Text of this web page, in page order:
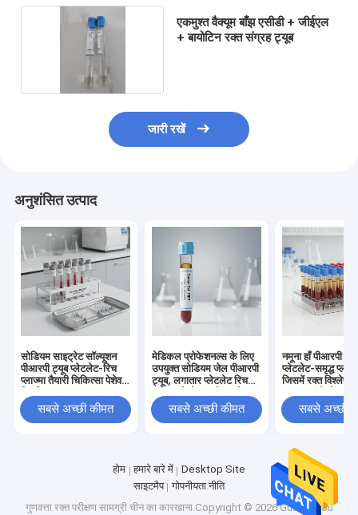
एकमुश्त वैक्यूम बाँझ एसीडी + जीईएल
+ बायोटिन रक्त संग्रह ट्यूब
जारी रखें
अनुशंसित उत्पाद
सोडियम साइट्रेट सॉल्यूशन
पीआरपी ट्यूब प्लेटलेट-रिच
प्लाज्मा तैयारी चिकित्सा पेशेवर
उपकरणसबसे अच्छी कीमत
मेडिकल प्रोफेशनल्स के लिए
उपयुक्त सोडियम जेल पीआरपी
ट्यूब, लगातार प्लेटलेट रिच
प्रदान करती है
सबसे अच्छी कीमत
नमूना हाँ पीआरपी
प्लेटलेट-समृद्ध
जिसमें रक्त विश्लेषण
क्लॉट एक्टिवेटर हो
सबसे अच्छी
होम हमारे बारे में
Desktop Site
साइटमैप
गोपनीयता नीति
गुणवत्ता रक्त परीक्षण सामग्रीचीन का कारखाना.Copyright © 2026 Guangzhou